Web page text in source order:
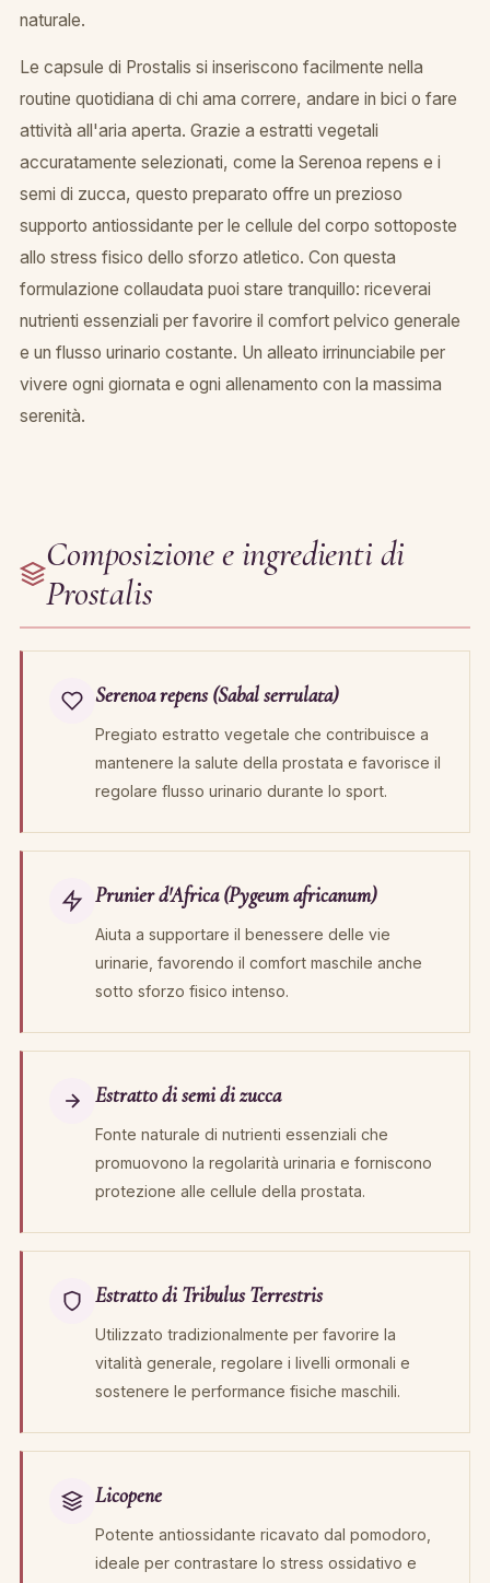
naturale.
Le capsule di Prostalis si inseriscono facilmente nella
routine quotidiana di chi ama correre, andare in bici o fare
attività all'aria aperta. Grazie a estratti vegetali
accuratamente selezionati, come la Serenoa repens e i
semi di zucca, questo preparato offre un prezioso
supporto antiossidante per le cellule del corpo sottoposte
allo stress fisico dello sforzo atletico. Con questa
formulazione collaudata puoi stare tranquillo: riceverai
nutrienti essenziali per favorire il comfort pelvico generale
e un flusso urinario costante. Un alleato irrinunciabile per
vivere ogni giornata e ogni allenamento con la massima
serenità.
Composizione e ingredienti di
Prostalis
Serenoa repens (Sabal serrulata)
Pregiato estratto vegetale che contribuisce a
mantenere la salute della prostata e favorisce il
regolare flusso urinario durante lo sport.
Prunier d'Africa (Pygeum africanum)
Aiuta a supportare il benessere delle vie
urinarie, favorendo il comfort maschile anche
sotto sforzo fisico intenso.
Estratto di semi di zucca
Fonte naturale di nutrienti essenziali che
promuovono la regolarità urinaria e forniscono
protezione alle cellule della prostata.
Estratto di Tribulus Terrestris
Utilizzato tradizionalmente per favorire la
vitalità generale, regolare i livelli ormonali e
sostenere le performance fisiche maschili.
Licopene
Potente antiossidante ricavato dal pomodoro,
ideale per contrastare lo stress ossidativo e